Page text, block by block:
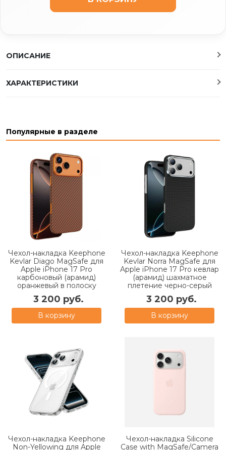
ОПИСАНИЕ
ХАРАКТЕРИСТИКИ
Популярные в разделе
Чехол-накладка Keephone
Kevlar Diago MagSafe для
Apple iPhone 17 Pro
карбоновый (арамид)
оранжевый в полоску
3 200 руб.
В корзину
Чехол-накладка Keephone
Kevlar Norra MagSafe для
Apple iPhone 17 Pro кевлар
(арамид) шахматное
плетение черно-серый
3 200 руб.
В корзину
Чехол-накладка Keephone
Non-Yellowing для Apple
Чехол-накладка Silicone
Case with MagSafe/Camera